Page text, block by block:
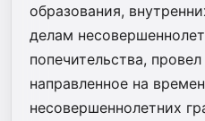
образования,
делам
попечительства,
направленное на
несовершеннолетних